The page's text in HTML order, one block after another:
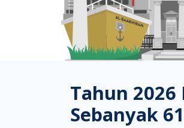
Tahun
Sebanyak